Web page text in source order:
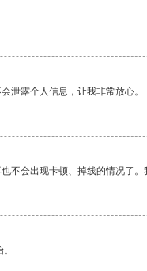
泄露个人信息，让我非常放心。
不会出现卡顿、掉线的情况了